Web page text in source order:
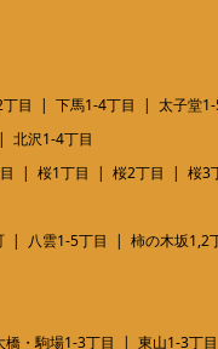
目 下馬1-4丁目 太子堂
北沢1-4丁目
桜1丁目 桜2丁目 桜3
八雲1-5丁目 柿の木坂1,2
橋・駒場1-3丁目 東山1-3丁目